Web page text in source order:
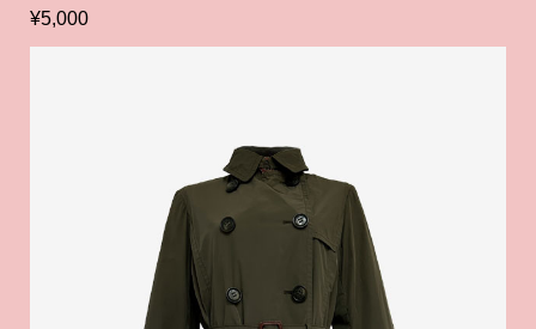
¥5,000